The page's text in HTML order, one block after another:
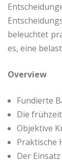
beleuchtet
es, eine
Overview
Fundierte
Die
Objektive
Praktische
Der